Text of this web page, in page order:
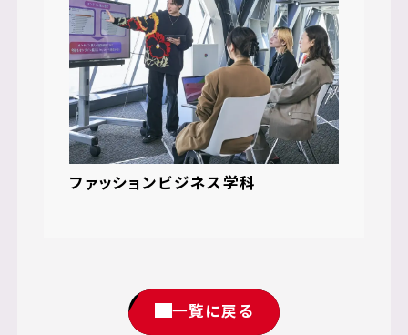
ファッションビジネス学科
一覧に戻る